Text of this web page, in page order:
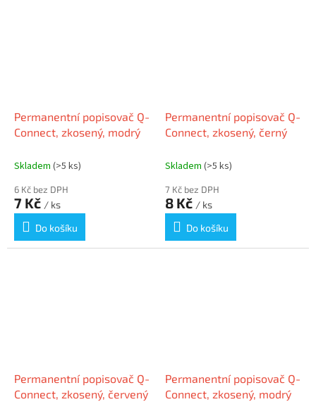
Permanentní popisovač Q-
Connect, zkosený, modrý
Skladem (>5 ks)
6 Kč bez DPH
7 Kč / ks
Do košíku
Permanentní popisovač Q-
Connect, zkosený, černý
Skladem (>5 ks)
7 Kč bez DPH
8 Kč / ks
Do košíku
Permanentní popisovač Q-
Connect, zkosený, červený
Permanentní popisovač Q-
Connect, zkosený, modrý